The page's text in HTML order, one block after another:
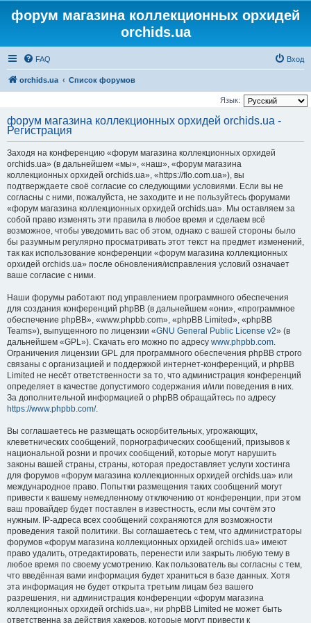
форум магазина коллекционных орхидей
orchids.ua
FAQ Вход
orchids.ua Список форумов
Язык:
форум магазина коллекционных орхидей orchids.ua -
Регистрация
Заходя на конференцию «форум магазина коллекционных орхидей
orchids.ua» (в дальнейшем «мы», «наш», «форум магазина
коллекционных орхидей orchids.ua», «https://flo.com.ua»), вы
подтверждаете своё согласие со следующими условиями. Если вы не
согласны с ними, пожалуйста, не заходите и не пользуйтесь форумами
«форум магазина коллекционных орхидей orchids.ua». Мы оставляем за
собой право изменять эти правила в любое время и сделаем всё
возможное, чтобы уведомить вас об этом, однако с вашей стороны было
бы разумным регулярно просматривать этот текст на предмет изменений,
так как использование конференции «форум магазина коллекционных
орхидей orchids.ua» после обновления/исправления условий означает
ваше согласие с ними.
Наши форумы работают под управлением программного обеспечения
для создания конференций phpBB (в дальнейшем «они», «программное
обеспечение phpBB», «www.phpbb.com», «phpBB Limited», «phpBB
Teams»), выпущенного по лицензии «GNU General Public License v2» (в
дальнейшем «GPL»). Скачать его можно по адресу www.phpbb.com.
Ограничения лицензии GPL для программного обеспечения phpBB строго
связаны с организацией и поддержкой интернет-конференций, и phpBB
Limited не несёт ответственности за то, что администрация конференций
определяет в качестве допустимого содержания и/или поведения в них.
За дополнительной информацией о phpBB обращайтесь по адресу
https://www.phpbb.com/.
Вы соглашаетесь не размещать оскорбительных, угрожающих,
клеветнических сообщений, порнографических сообщений, призывов к
национальной розни и прочих сообщений, которые могут нарушить
законы вашей страны, страны, которая предоставляет услуги хостинга
для форумов «форум магазина коллекционных орхидей orchids.ua» или
международное право. Попытки размещения таких сообщений могут
привести к вашему немедленному отключению от конференции, при этом
ваш провайдер будет поставлен в известность, если мы сочтём это
нужным. IP-адреса всех сообщений сохраняются для возможности
проведения такой политики. Вы соглашаетесь с тем, что администраторы
форумов «форум магазина коллекционных орхидей orchids.ua» имеют
право удалить, отредактировать, перенести или закрыть любую тему в
любое время по своему усмотрению. Как пользователь вы согласны с тем,
что введённая вами информация будет храниться в базе данных. Хотя
эта информация не будет открыта третьим лицам без вашего
разрешения, ни администрация конференции «форум магазина
коллекционных орхидей orchids.ua», ни phpBB Limited не может быть
ответственна за действия хакеров, которые могут привести к